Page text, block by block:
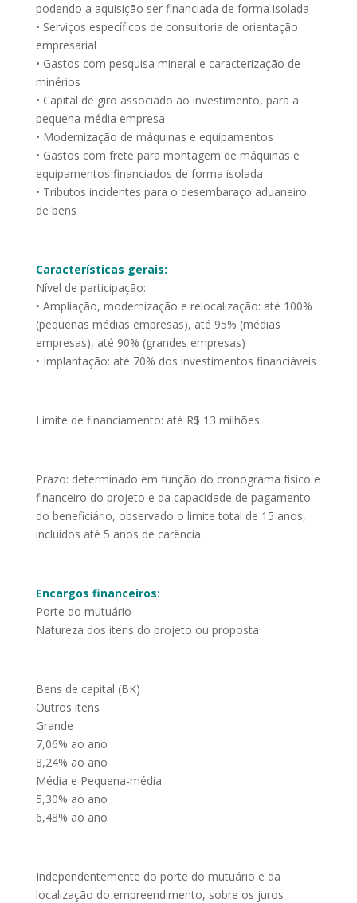
podendo a aquisição ser financiada de forma isolada
• Serviços específicos de consultoria de orientação
empresarial
• Gastos com pesquisa mineral e caracterização de
minérios
• Capital de giro associado ao investimento, para a
pequena-média empresa
• Modernização de máquinas e equipamentos
• Gastos com frete para montagem de máquinas e
equipamentos financiados de forma isolada
• Tributos incidentes para o desembaraço aduaneiro
de bens
Características gerais:
Nível de participação:
• Ampliação, modernização e relocalização: até 100%
(pequenas médias empresas), até 95% (médias
empresas), até 90% (grandes empresas)
• Implantação: até 70% dos investimentos financiáveis
Limite de financiamento: até R$ 13 milhões.
Prazo: determinado em função do cronograma físico e
financeiro do projeto e da capacidade de pagamento
do beneficiário, observado o limite total de 15 anos,
incluídos até 5 anos de carência.
Encargos financeiros:
Porte do mutuário
Natureza dos itens do projeto ou proposta
Bens de capital (BK)
Outros itens
Grande
7,06% ao ano
8,24% ao ano
Média e Pequena-média
5,30% ao ano
6,48% ao ano
Independentemente do porte do mutuário e da
localização do empreendimento, sobre os juros